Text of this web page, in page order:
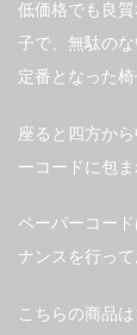
低価格でも良
子で、無駄の
定番となった椅
座ると四方か
ーコードに包
ペーパーコー
ナンスを行っ
こちらの商品